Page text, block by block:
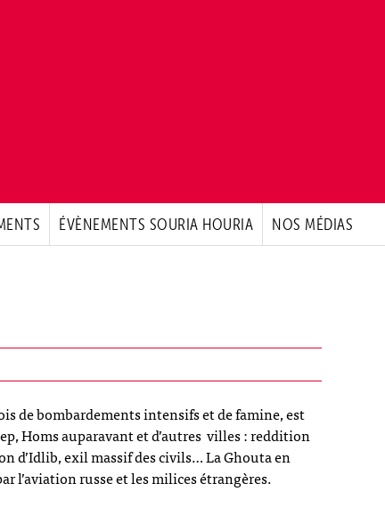
ÉVÈNEMENTS SOURIA HOURIA NOS MÉDIAS
de bombardements intensifs et de famine, est
Homs auparavant et d’autres villes : reddition
d’Idlib, exil massif des civils… La Ghouta en
l’aviation russe et les milices étrangères.